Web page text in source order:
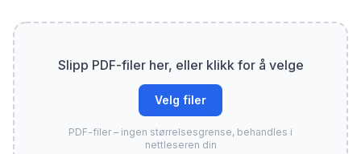
Slipp PDF-filer her, eller klikk for å velge
Velg filer
PDF-filer – ingen størrelsesgrense, behandles i
nettleseren din